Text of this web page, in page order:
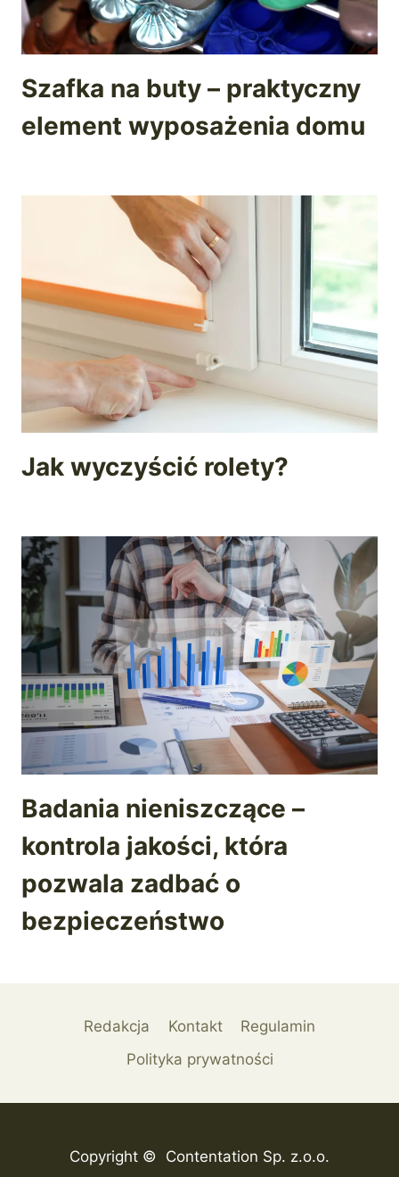
Szafka na buty – praktyczny
element wyposażenia domu
Jak wyczyścić rolety?
Badania nieniszczące –
kontrola jakości, która
pozwala zadbać o
bezpieczeństwo
Redakcja Kontakt
Regulamin
Polityka prywatności
Copyright © Contentation Sp. z.o.o.